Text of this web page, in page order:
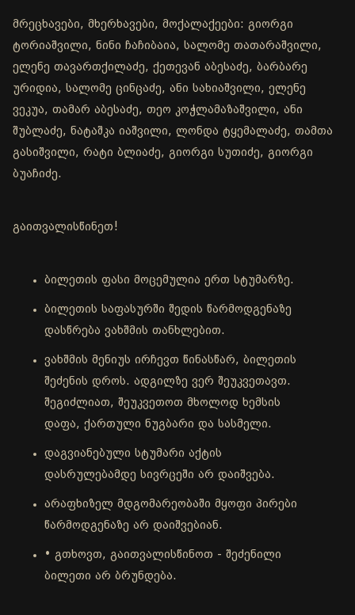
მრეცხავები, მხერხავები, მოქალაქეები: გიორგი
ტორიაშვილი, ნინი ჩაჩიბაია, სალომე თათარაშვილი,
ელენე თავართქილაძე, ქეთევან აბესაძე, ბარბარე
ურიდია, სალომე ცინცაძე, ანი სახიაშვილი, ელენე
ვეკუა, თამარ აბესაძე, თეო კოჭლამაზაშვილი, ანი
შუბლაძე, ნატაშკა იაშვილი, ლონდა ტყემალაძე, თამთა
გასიშვილი, რატი ბლიაძე, გიორგი სუთიძე, გიორგი
ბუაჩიძე.
გაითვალისწინეთ!
ბილეთის ფასი მოცემულია ერთ სტუმარზე.
ბილეთის საფასურში შედის წარმოდგენაზე
დასწრება ვახშმის თანხლებით.
ვახშმის მენიუს ირჩევთ წინასწარ, ბილეთის
შეძენის დროს. ადგილზე ვერ შეუკვეთავთ.
შეგიძლიათ, შეუკვეთოთ მხოლოდ ხემსის
დაფა, ქართული ნუგბარი და სასმელი.
დაგვიანებული სტუმარი აქტის
დასრულებამდე სივრცეში არ დაიშვება.
არაფხიზელ მდგომარეობაში მყოფი პირები
წარმოდგენაზე არ დაიშვებიან.
• გთხოვთ, გაითვალისწინოთ - შეძენილი
ბილეთი არ ბრუნდება.